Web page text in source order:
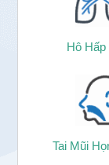
Hô Hấp
Tai Mũi